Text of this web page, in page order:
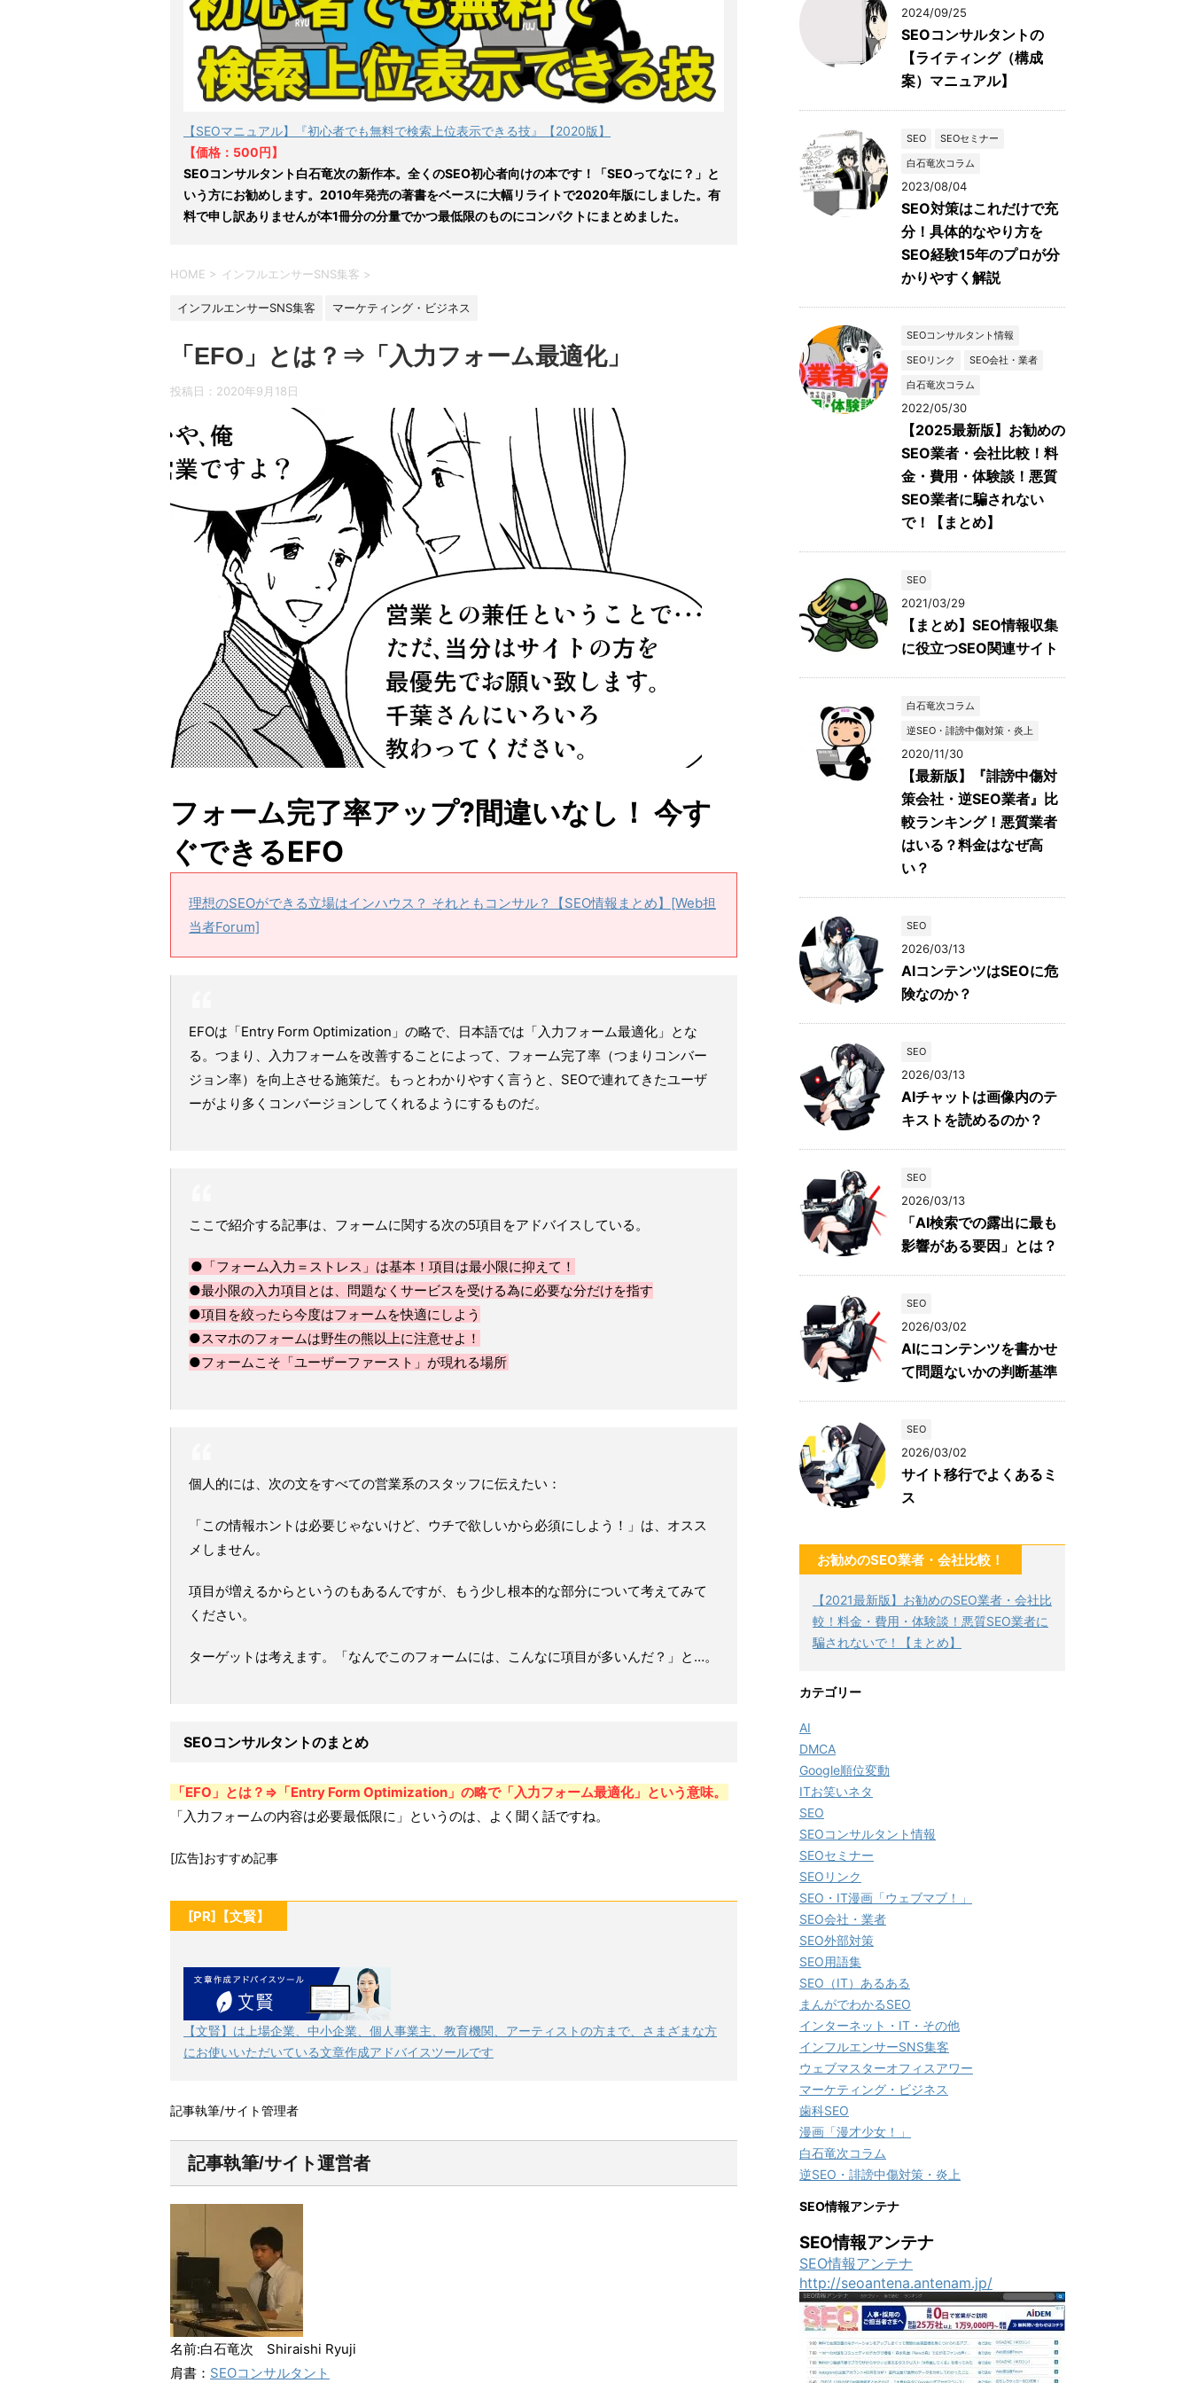
【SEOマニュアル】『初心者でも無料で検索上位表示できる技』【2020版】
【価格：500円】
SEOコンサルタント白石竜次の新作本。全くのSEO初心者向けの本です！「SEOってなに？」と
いう方にお勧めします。2010年発売の著書をベースに大幅リライトで2020年版にしました。有
料で申し訳ありませんが本1冊分の分量でかつ最低限のものにコンパクトにまとめました。
HOME > インフルエンサーSNS集客 >
インフルエンサーSNS集客 マーケティング・ビジネス
「EFO」とは？⇒「入力フォーム最適化」
投稿日： 2020年9月18日
フォーム完了率アップ?間違いなし！ 今す
ぐできるEFO
理想のSEOができる立場はインハウス？ それともコンサル？【SEO情報まとめ】[Web担
当者Forum]
EFOは「Entry Form Optimization」の略で、日本語では「入力フォーム最適化」とな
る。つまり、入力フォームを改善することによって、フォーム完了率（つまりコンバー
ジョン率）を向上させる施策だ。もっとわかりやすく言うと、SEOで連れてきたユーザ
ーがより多くコンバージョンしてくれるようにするものだ。
ここで紹介する記事は、フォームに関する次の5項目をアドバイスしている。
●「フォーム入力＝ストレス」は基本！項目は最小限に抑えて！
●最小限の入力項目とは、問題なくサービスを受ける為に必要な分だけを指す
●項目を絞ったら今度はフォームを快適にしよう
●スマホのフォームは野生の熊以上に注意せよ！
●フォームこそ「ユーザーファースト」が現れる場所
個人的には、次の文をすべての営業系のスタッフに伝えたい：
「この情報ホントは必要じゃないけど、ウチで欲しいから必須にしよう！」は、オスス
メしません。
項目が増えるからというのもあるんですが、もう少し根本的な部分について考えてみて
ください。
ターゲットは考えます。「なんでこのフォームには、こんなに項目が多いんだ？」と…。
SEOコンサルタントのまとめ
「EFO」とは？⇒「Entry Form Optimization」の略で「入力フォーム最適化」という意味。
「入力フォームの内容は必要最低限に」というのは、よく聞く話ですね。
[広告]おすすめ記事
[PR]【文賢】
【文賢】は上場企業、中小企業、個人事業主、教育機関、アーティストの方まで、さまざまな方
にお使いいただいている文章作成アドバイスツールです
記事執筆/サイト管理者
記事執筆/サイト運営者
名前:白石竜次 Shiraishi Ryuji
肩書： SEOコンサルタント
2024/09/25
SEOコンサルタントの
【ライティング（構成
案）マニュアル】
SEO
SEOセミナー
白石竜次コラム
2023/08/04
SEO対策はこれだけで充
分！具体的なやり方を
SEO経験15年のプロが分
かりやすく解説
SEOコンサルタント情報
SEOリンク
SEO会社・業者
白石竜次コラム
2022/05/30
【2025最新版】お勧めの
SEO業者・会社比較！料
金・費用・体験談！悪質
SEO業者に騙されない
で！【まとめ】
SEO
2021/03/29
【まとめ】SEO情報収集
に役立つSEO関連サイト
白石竜次コラム
逆SEO・誹謗中傷対策・炎上
2020/11/30
【最新版】『誹謗中傷対
策会社・逆SEO業者』比
較ランキング！悪質業者
はいる？料金はなぜ高
い？
SEO
2026/03/13
AIコンテンツはSEOに危
険なのか？
SEO
2026/03/13
AIチャットは画像内のテ
キストを読めるのか？
SEO
2026/03/13
「AI検索での露出に最も
影響がある要因」とは？
SEO
2026/03/02
AIにコンテンツを書かせ
て問題ないかの判断基準
SEO
2026/03/02
サイト移行でよくあるミ
ス
お勧めのSEO業者・会社比較！
【2021最新版】お勧めのSEO業者・会社比
較！料金・費用・体験談！悪質SEO業者に
騙されないで！【まとめ】
カテゴリー
AI
DMCA
Google順位変動
ITお笑いネタ
SEO
SEOコンサルタント情報
SEOセミナー
SEOリンク
SEO・IT漫画「ウェブマブ！」
SEO会社・業者
SEO外部対策
SEO用語集
SEO（IT）あるある
まんがでわかるSEO
インターネット・IT・その他
インフルエンサーSNS集客
ウェブマスターオフィスアワー
マーケティング・ビジネス
歯科SEO
漫画「漫才少女！」
白石竜次コラム
逆SEO・誹謗中傷対策・炎上
SEO情報アンテナ
SEO情報アンテナ
SEO情報アンテナ
http://seoantena.antenam.jp/